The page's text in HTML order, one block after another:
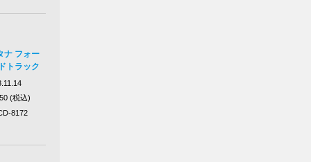
ナ フォー
トラック
(税込)
8172